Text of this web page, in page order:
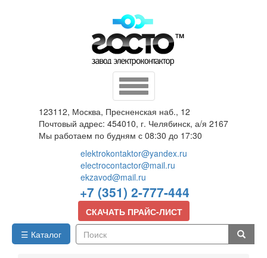
Toggle
navigation
123112, Москва, Пресненская наб., 12
Почтовый адрес: 454010, г. Челябинск, а/я 2167
Мы работаем по будням с 08:30 до 17:30
elektrokontaktor@yandex.ru
electrocontactor@mail.ru
ekzavod@mail.ru
+7 (351) 2-777-444
СКАЧАТЬ ПРАЙС-ЛИСТ
☰ Каталог